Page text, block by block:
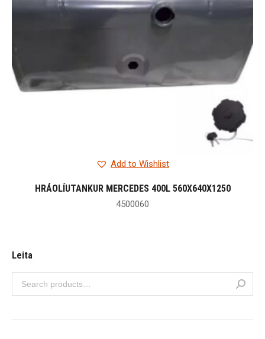
Add to Wishlist
HRÁOLÍUTANKUR MERCEDES 400L 560X640X1250
4500060
Leita